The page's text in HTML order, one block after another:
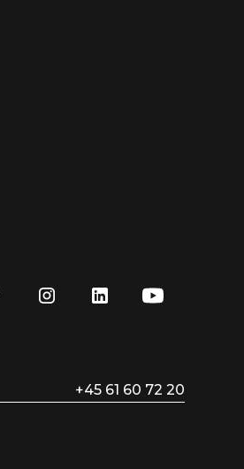
+45 61 60 72 20